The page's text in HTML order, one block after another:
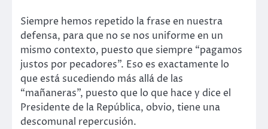
Siempre hemos repetido la frase en nuestra
defensa, para que no se nos uniforme en un
mismo contexto, puesto que siempre “pagamos
justos por pecadores”. Eso es exactamente lo
que está sucediendo más allá de las
“mañaneras”, puesto que lo que hace y dice el
Presidente de la República, obvio, tiene una
descomunal repercusión.